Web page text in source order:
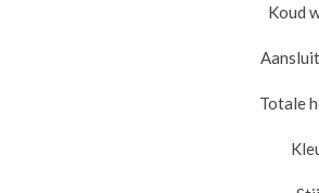
Koud
Totale